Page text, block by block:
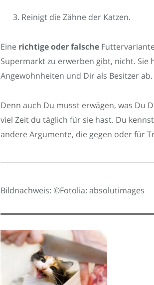
Reinigt die Zähne der Katzen.
Eine richtige oder falsche
Supermarkt zu erwerben gibt, nicht.
Angewohnheiten und Dir als Besitzer ab.
Denn auch Du musst erwägen, was Du
viel Zeit du täglich für sie hast. Du
andere Argumente, die gegen oder für
Bildnachweis: ©Fotolia: absolutimages